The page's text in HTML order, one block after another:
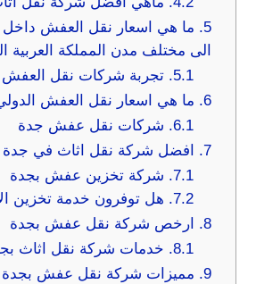
5.
ما هي اسعار نقل العفش
الى مختلف مدن المملكة العربية
5.1. تجربة شركات نقل العفش
6. ما هي اسعار نقل العفش
6.1. شركات نقل عفش جدة
7.
افضل شركة نقل اثاث في جدة
7.1. شركة تخزين عفش بجدة
7.2. هل توفرون خدمة تخزين
8.
ارخص شركة نقل عفش بجدة
8.1. خدمات شركة نقل اثاث
9. مميزات شركة نقل عفش بجدة